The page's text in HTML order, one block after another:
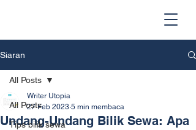
Siaran
All Posts
Tips bilik sewa
All Posts
Undang-Undang Bilik Sewa: Apa
Writer Utopia
27 Feb 2023 5 min membaca